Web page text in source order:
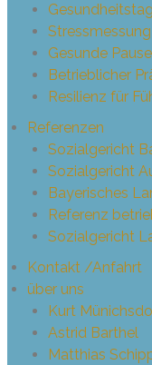
Stressmessung
Gesunde Pause
Betrieblicher
Resilienz für
Referenzen
Sozialgericht
Sozialgericht
Bayerisches
Referenz
Sozialgericht
Kontakt /Anfahrt
über uns
Kurt
Astrid Barthel
Matthias